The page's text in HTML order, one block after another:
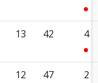
13 42 4
12 47 2